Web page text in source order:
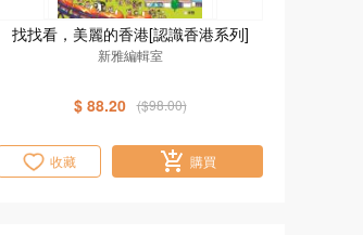
找找看，美麗的香港[認識香港系列]
新雅編輯室
$ 88.20 ($98.00)
收藏 購買